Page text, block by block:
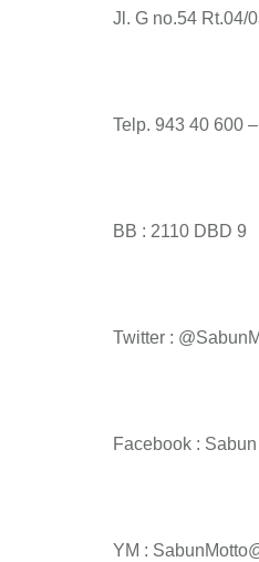
Jl. G no.54 Rt.04/
Telp. 943 40 600
BB : 2110 DBD 9
Twitter :
Facebook :
YM :